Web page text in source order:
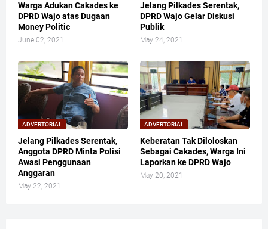
Warga Adukan Cakades ke
DPRD Wajo atas Dugaan
Money Politic
June 02, 2021
Jelang Pilkades Serentak,
DPRD Wajo Gelar Diskusi
Publik
May 24, 2021
ADVERTORIAL
Jelang Pilkades Serentak,
Anggota DPRD Minta Polisi
Awasi Penggunaan
Anggaran
May 22, 2021
ADVERTORIAL
Keberatan Tak Diloloskan
Sebagai Cakades, Warga Ini
Laporkan ke DPRD Wajo
May 20, 2021